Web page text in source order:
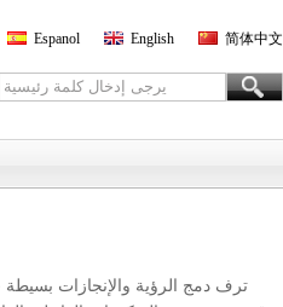
Espanol English 简体中文
ترف دمج الرؤية والإنجازات بسيطة